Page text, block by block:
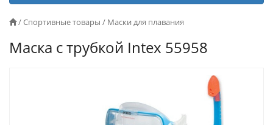
/Спортивные товары / Маски для плавания
Маска с трубкой Intex 55958